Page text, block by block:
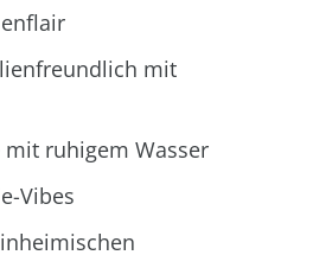
mit
mit ruhigem Wasser
Vibes